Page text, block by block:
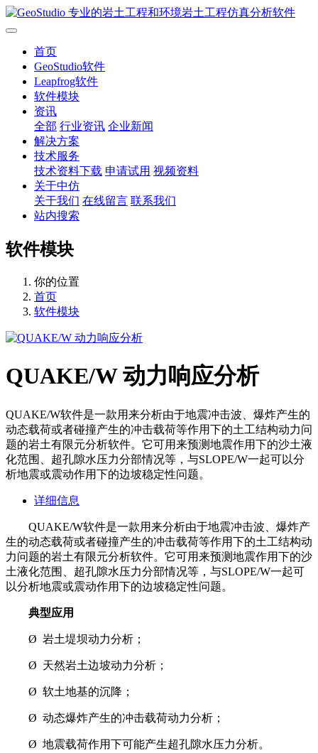
首页
GeoStudio软件
Leapfrog软件
软件模块
资讯
全部 行业资讯 企业新闻
解决方案
技术服务
技术资料下载 申请试用 视频资料
关于中仿
关于我们 在线留言 联系我们
站内搜索
软件模块
你的位置
首页
软件模块
QUAKE/W 动力响应分析
QUAKE/W软件是一款用来分析由于地震冲击波、爆炸产生的
动态载荷或者碰撞产生的冲击载荷等作用下的土工结构动力问
题的岩土有限元分析软件。它可用来预测地震作用下的沙土液
化范围、超孔隙水压力分部情况等，与SLOPE/W一起可以分
析地震或震动作用下的边坡稳定性问题。
详细信息
QUAKE/W软件是一款用来分析由于地震冲击波、爆炸产
生的动态载荷或者碰撞产生的冲击载荷等作用下的土工结构动
力问题的岩土有限元分析软件。它可用来预测地震作用下的沙
土液化范围、超孔隙水压力分部情况等，与SLOPE/W一起可
以分析地震或震动作用下的边坡稳定性问题。
典型应用
Ø 岩土堤坝动力分析；
Ø 天然岩土边坡动力分析；
Ø 软土地基的沉降；
Ø 动态爆炸产生的冲击载荷动力分析；
Ø 地震载荷作用下可能产生超孔隙水压力分析。